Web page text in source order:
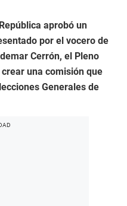
aprobó un
por el vocero de
Cerrón, el Pleno
una comisión que
Generales de